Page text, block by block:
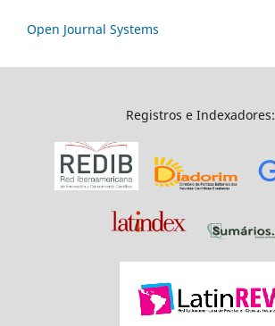
Open Journal Systems
Registros e Indexadores: